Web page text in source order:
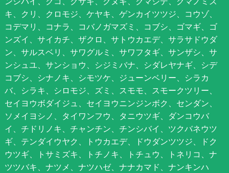
キ、クリ、クロモジ、ケヤキ、ゲンカイツツジ、コウゾ、
コデマリ、コナラ、コバノガマズミ、コブシ、ゴマギ、ゴ
ンズイ、サイカチ、ザクロ、サトウカエデ、サラサドウダ
ン、サルスベリ、サワグルミ、サワフタギ、サンザシ、サ
ンシュユ、サンショウ、シジミバナ、シダレヤナギ、シデ
コブシ、シナノキ、シモツケ、ジューンベリー、シラカ
バ、シラキ、シロモジ、ズミ、スモモ、スモークツリー、
セイヨウボダイジュ、セイヨウニンジンボク、センダン、
ソメイヨシノ、タイワンフウ、タニウツギ、ダンコウバ
イ、チドリノキ、チャンチン、チンシバイ、ツクバネウツ
ギ、テンダイウヤク、トウカエデ、ドウダンツツジ、ドク
ウツギ、トサミズキ、トチノキ、トチュウ、トネリコ、ナ
ツツバキ、ナツメ、ナツハゼ、ナナカマド、ナンキンハ